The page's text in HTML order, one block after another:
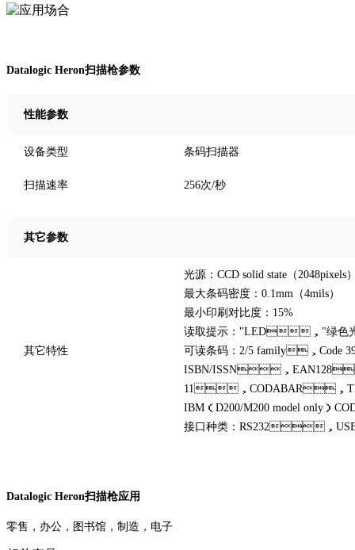
Datalogic Heron扫描枪参数
性能参数
设备类型 条码扫描器
扫描速率 256次/秒
其它参数
其它特性
光源：CCD solid state（2048pixels
最大条码密度：0.1mm（4mils）
最小印刷对比度：15%
读取提示："LED，"绿色光
可读条码：2/5 family，
ISBN/ISSN，
11，CODABAR，
IBM（D200/M200 model only）
接口种类：RS232，
Datalogic Heron扫描枪应用
零售，办公，图书馆，制造，电子